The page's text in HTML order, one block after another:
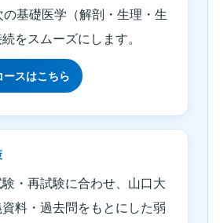
基礎医学（解剖・生理・生
をスムーズにします。
ースはこちら
・再試験に合わせ、山口大
料・過去問をもとにした弱